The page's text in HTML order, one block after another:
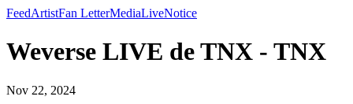
FeedArtistFan LetterMediaLiveNotice
Weverse LIVE de TNX - TNX
Nov 22, 2024